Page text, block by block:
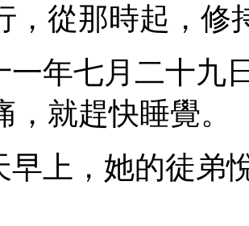
，從那時起，修
一年七月二十九
，就趕快睡覺。
早上，她的徒弟